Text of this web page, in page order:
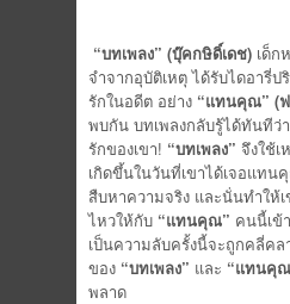
“บทเพลง” (บุ๊คกษิดิ์เดช) เด็ก
จำจากอุบัติเหตุ ได้รับไดอารี่
รักในอดีต อย่าง “แทนคุณ” (
พบกัน บทเพลงกลับรู้ได้ทันทีว่
รักของเขา! “บทเพลง” จึงใช้
เกิดขึ้นในวันที่เขาได้เจอแทน
สืบหาความจริง และนั่นทำให้
ไหวให้กับ “แทนคุณ” คนนี้เข้
เป็นความลับครั้งนี้จะถูกคลี่คล
ของ “บทเพลง” และ “แทนคุณ
พลาด